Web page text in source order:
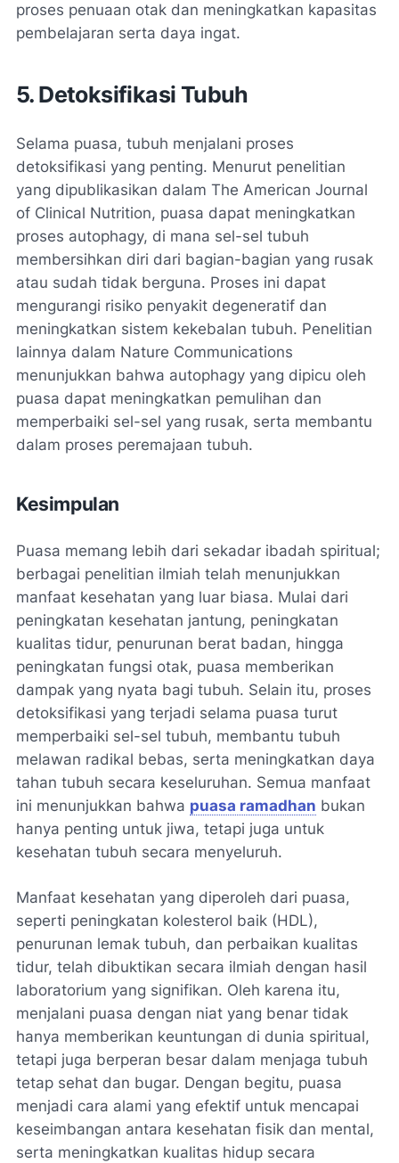
proses penuaan otak dan meningkatkan kapasitas
pembelajaran serta daya ingat.
5. Detoksifikasi Tubuh
Selama puasa, tubuh menjalani proses
detoksifikasi yang penting. Menurut penelitian
yang dipublikasikan dalam The American Journal
of Clinical Nutrition, puasa dapat meningkatkan
proses autophagy, di mana sel-sel tubuh
membersihkan diri dari bagian-bagian yang rusak
atau sudah tidak berguna. Proses ini dapat
mengurangi risiko penyakit degeneratif dan
meningkatkan sistem kekebalan tubuh. Penelitian
lainnya dalam Nature Communications
menunjukkan bahwa autophagy yang dipicu oleh
puasa dapat meningkatkan pemulihan dan
memperbaiki sel-sel yang rusak, serta membantu
dalam proses peremajaan tubuh.
Kesimpulan
Puasa memang lebih dari sekadar ibadah spiritual;
berbagai penelitian ilmiah telah menunjukkan
manfaat kesehatan yang luar biasa. Mulai dari
peningkatan kesehatan jantung, peningkatan
kualitas tidur, penurunan berat badan, hingga
peningkatan fungsi otak, puasa memberikan
dampak yang nyata bagi tubuh. Selain itu, proses
detoksifikasi yang terjadi selama puasa turut
memperbaiki sel-sel tubuh, membantu tubuh
melawan radikal bebas, serta meningkatkan daya
tahan tubuh secara keseluruhan. Semua manfaat
ini menunjukkan bahwa puasa ramadhan bukan
hanya penting untuk jiwa, tetapi juga untuk
kesehatan tubuh secara menyeluruh.
Manfaat kesehatan yang diperoleh dari puasa,
seperti peningkatan kolesterol baik (HDL),
penurunan lemak tubuh, dan perbaikan kualitas
tidur, telah dibuktikan secara ilmiah dengan hasil
laboratorium yang signifikan. Oleh karena itu,
menjalani puasa dengan niat yang benar tidak
hanya memberikan keuntungan di dunia spiritual,
tetapi juga berperan besar dalam menjaga tubuh
tetap sehat dan bugar. Dengan begitu, puasa
menjadi cara alami yang efektif untuk mencapai
keseimbangan antara kesehatan fisik dan mental,
serta meningkatkan kualitas hidup secara